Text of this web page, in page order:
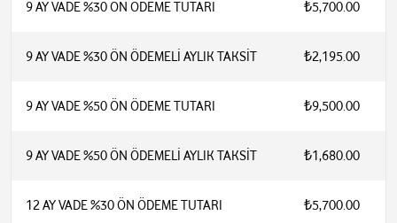
9 AY VADE %30 ÖN ÖDEME TUTARI ₺5,700.00
9 AY VADE %30 ÖN ÖDEMELİ AYLIK TAKSİT ₺2,195.00
9 AY VADE %50 ÖN ÖDEME TUTARI ₺9,500.00
9 AY VADE %50 ÖN ÖDEMELİ AYLIK TAKSİT ₺1,680.00
12 AY VADE %30 ÖN ÖDEME TUTARI ₺5,700.00